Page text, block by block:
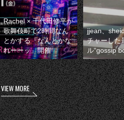
Rachel × 千代田修平が
歌舞伎町で2時間なん
とかする『なんとかな
れーーッ』開催
jjean、
チャーした
ル“gossip
VIEW MORE